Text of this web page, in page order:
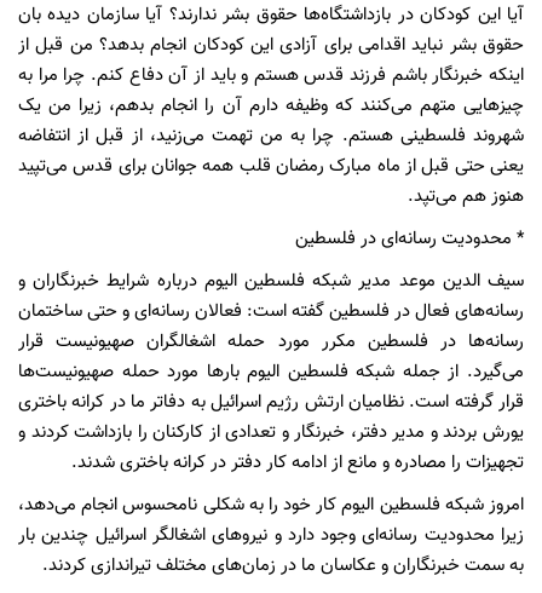
آیا این کودکان در بازداشتگاه‌ها حقوق بشر ندارند؟ آیا سازمان دیده بان
حقوق بشر نباید اقدامی برای آزادی این کودکان انجام بدهد؟ من قبل از
اینکه خبرنگار باشم فرزند قدس هستم و باید از آن دفاع کنم. چرا مرا به
چیزهایی متهم می‌کنند که وظیفه دارم آن را انجام بدهم، زیرا من یک
شهروند فلسطینی هستم. چرا به من تهمت می‌زنید، از قبل از انتفاضه
یعنی حتی قبل از ماه مبارک رمضان قلب همه جوانان برای قدس می‌تپید
هنوز هم می‌تپد.
* محدودیت رسانه‌ای در فلسطین
سیف الدین موعد مدیر شبکه فلسطین الیوم درباره شرایط خبرنگاران و
رسانه‌های فعال در فلسطین گفته است: فعالان رسانه‌ای و حتی ساختمان
رسانه‌ها در فلسطین مکرر مورد حمله اشغالگران صهیونیست قرار
می‌گیرد. از جمله شبکه فلسطین الیوم بارها مورد حمله صهیونیست‌ها
قرار گرفته است. نظامیان ارتش رژیم اسرائیل به دفاتر ما در کرانه باختری
یورش بردند و مدیر دفتر، خبرنگار و تعدادی از کارکنان را بازداشت کردند و
تجهیزات را مصادره و مانع از ادامه کار دفتر در کرانه باختری شدند.
امروز شبکه فلسطین الیوم کار خود را به شکلی نامحسوس انجام می‌دهد،
زیرا محدودیت رسانه‌ای وجود دارد و نیروهای اشغالگر اسرائیل چندین بار
به سمت خبرنگاران و عکاسان ما در زمان‌های مختلف تیراندازی کردند.